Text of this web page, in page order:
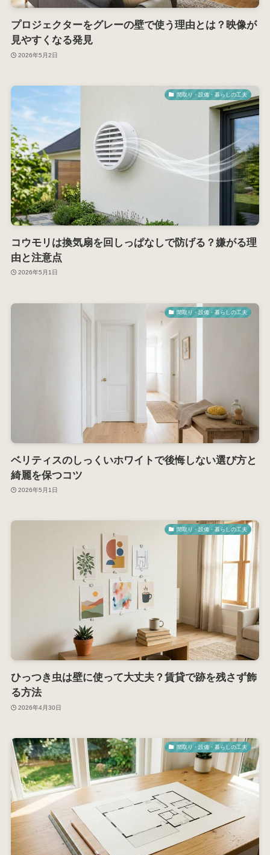
プロジェクターをグレーの壁で使う理由とは？映像が
見やすくなる発見
2026年5月2日
間取り・設備・暮らしの工夫
コウモリは換気扇を回しっぱなしで防げる？嫌がる理
由と注意点
2026年5月1日
間取り・設備・暮らしの工夫
ベリティスのしっくいホワイトで後悔しない選び方と
綺麗を保つコツ
2026年5月1日
間取り・設備・暮らしの工夫
ひっつき虫は壁に使って大丈夫？賃貸で跡を残さず飾
る方法
2026年4月30日
間取り・設備・暮らしの工夫